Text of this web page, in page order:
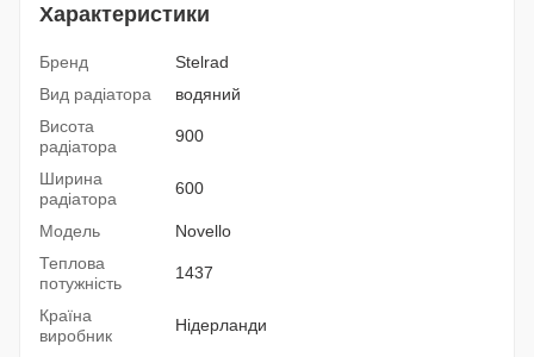
Характеристики
Бренд
Stelrad
Вид радіатора
водяний
Висота
радіатора
900
Ширина
радіатора
600
Модель
Novello
Теплова
потужність
1437
Країна
виробник
Нідерланди